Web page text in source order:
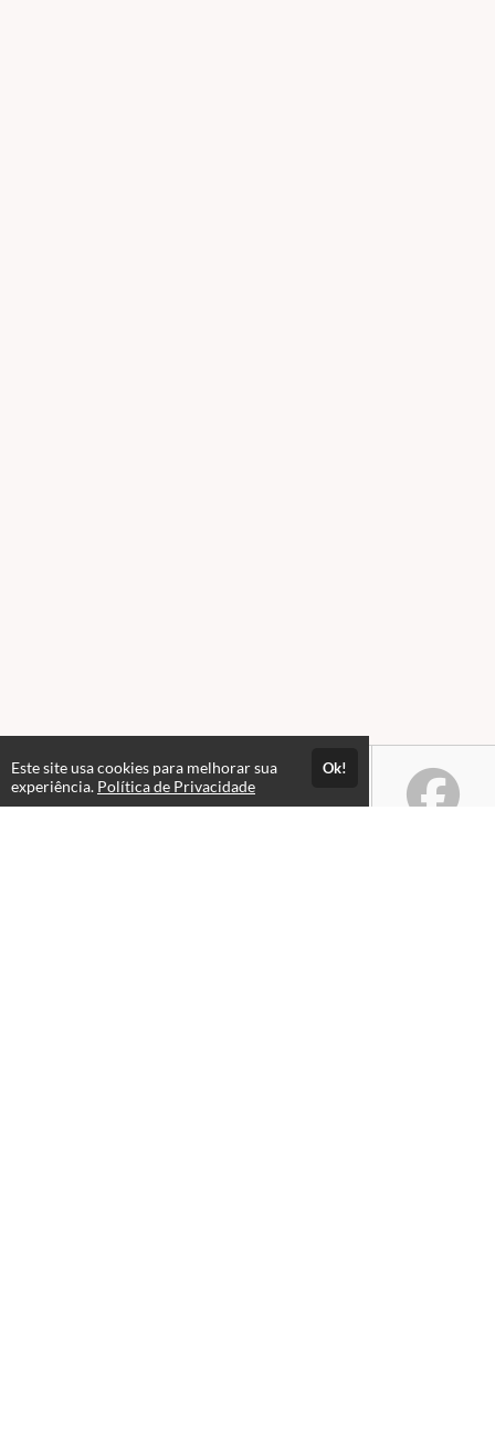
Este site usa cookies para melhorar sua
experiência. Política de Privacidade
Ok!